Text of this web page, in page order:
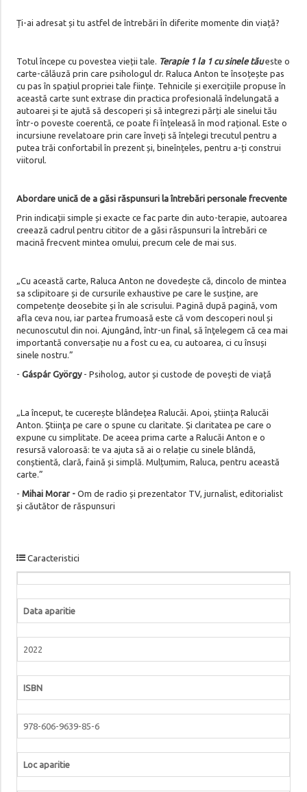
Ți-ai adresat și tu astfel de întrebări în diferite momente din viață?
Totul începe cu povestea vieții tale. Terapie 1 la 1 cu sinele tăueste o
carte-călăuză prin care psihologul dr. Raluca Anton te însoțește pas
cu pas în spațiul propriei tale ființe. Tehnicile și exercițiile propuse în
această carte sunt extrase din practica profesională îndelungată a
autoarei și te ajută să descoperi și să integrezi părți ale sinelui tău
într-o poveste coerentă, ce poate fi înțeleasă în mod rațional. Este o
incursiune revelatoare prin care înveți să înțelegi trecutul pentru a
putea trăi confortabil în prezent și, bineînțeles, pentru a-ți construi
viitorul.
Abordare unică de a găsi răspunsuri la întrebări personale frecvente
Prin indicații simple și exacte ce fac parte din auto-terapie, autoarea
creează cadrul pentru cititor de a găsi răspunsuri la întrebări ce
macină frecvent mintea omului, precum cele de mai sus.
„Cu această carte, Raluca Anton ne dovedește că, dincolo de mintea
sa sclipitoare și de cursurile exhaustive pe care le susține, are
competențe deosebite și în ale scrisului. Pagină după pagină, vom
afla ceva nou, iar partea frumoasă este că vom descoperi noul și
necunoscutul din noi. Ajungând, într-un final, să înţelegem că cea mai
importantă conversație nu a fost cu ea, cu autoarea, ci cu însuși
sinele nostru.”
- Gáspár György- Psiholog, autor și custode de povești de viață
„La început, te cucerește blândețea Ralucăi. Apoi, știința Ralucăi
Anton. Ştiinţa pe care o spune cu claritate. Și claritatea pe care o
expune cu simplitate. De aceea prima carte a Ralucăi Anton e o
resursă valoroasă: te va ajuta să ai o relație cu sinele blândă,
conștientă, clară, faină și simplă. Mulțumim, Raluca, pentru această
carte.”
- Mihai Morar - Om de radio și prezentator TV, jurnalist, editorialist
și căutător de răspunsuri
Caracteristici
Data aparitie
2022
ISBN
978-606-9639-85-6
Loc aparitie